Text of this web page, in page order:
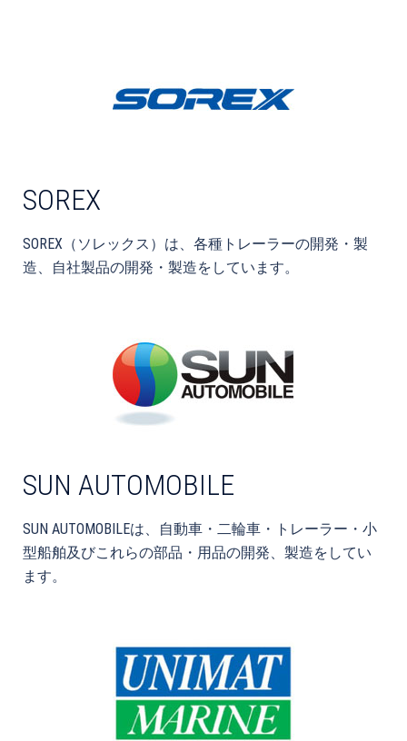
SOREX
SOREX（ソレックス）は、各種トレーラーの開発・製
造、自社製品の開発・製造をしています。
SUN AUTOMOBILE
SUN AUTOMOBILEは、自動車・二輪車・トレーラー・小
型船舶及びこれらの部品・用品の開発、製造をしてい
ます。